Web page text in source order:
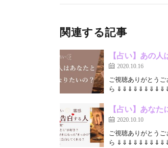
関連する記事
【占い】あの
2020.10.16
ご視聴ありがとう
ら
【占い】あなた
2020.10.10
ご視聴ありがとう
ら